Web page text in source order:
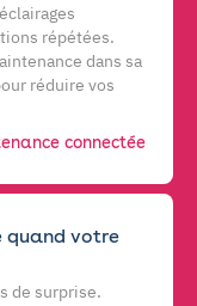
répétées.
dans sa
réduire vos
connectée
quand votre
de surprise.